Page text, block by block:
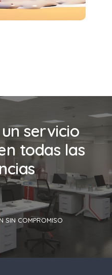
servicio
todas las
SIN COMPROMISO